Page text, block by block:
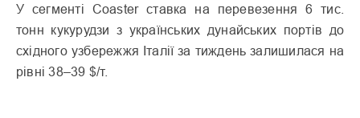
У сегменті Coaster ставка на перевезення 6 тис.
тонн кукурудзи з українських дунайських портів до
східного узбережжя Італії за тиждень залишилася на
рівні 38–39 $/т.